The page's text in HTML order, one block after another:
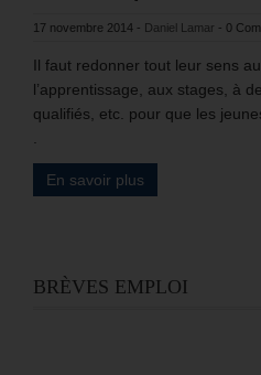
17 novembre 2014 - Daniel Lamar - 0
Il faut redonner tout leur sens
l’apprentissage, aux stages, à
qualifiés, etc. pour que les
En savoir plus
BRÈVES EMPLOI